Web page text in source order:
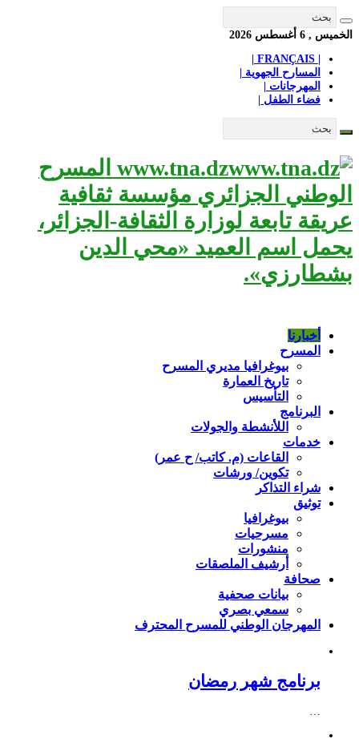
الخميس , 6 أغسطس 2026
المسارح الجهوية |
المهرجانات |
فضاء الطفل |
www.tna.dz المسرح
الوطني الجزائري مؤسسة ثقافية
عريقة تابعة لوزارة الثقافة-الجزائر،
يحمل اسم العميد «محي الدين
بشطارزي».
أخبارنا
المسرح
بيوغرافيا مديري المسرح
تاريخ العمارة
التأسيس
البرنامج
اللأنشطة والجولات
خدمات
القاعات (م. كاتب/ ح عمر)
تكوين/ ورشات
شراء التذاكر
توثيق
بيوغرافيا
مسرحيات
منشورات
أرشيف الملصقات
صحافة
بيانات صحفية
سمعي بصري
المهرجان الوطني للمسرح المحترف
برنامج شهر رمضان
…